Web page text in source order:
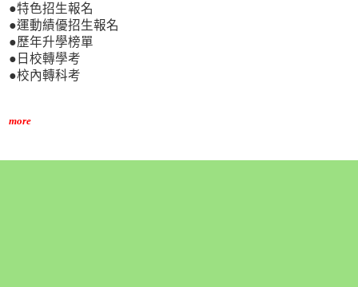
●特色招生報名
●運動績優招生報名
●歷年升學榜單
●日校轉學考
●校內轉科考
more